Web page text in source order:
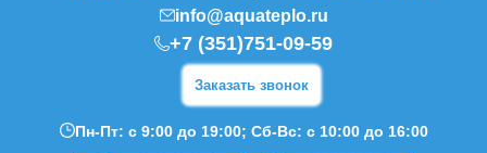
info@aquateplo.ru
+7 (351)751-09-59
Заказать звонок
Пн-Пт: с 9:00 до 19:00; Сб-Вс: с 10:00 до 16:00